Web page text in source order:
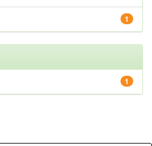
1
1